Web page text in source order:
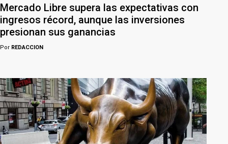
Mercado Libre supera las expectativas con
ingresos récord, aunque las inversiones
presionan sus ganancias
Por REDACCION